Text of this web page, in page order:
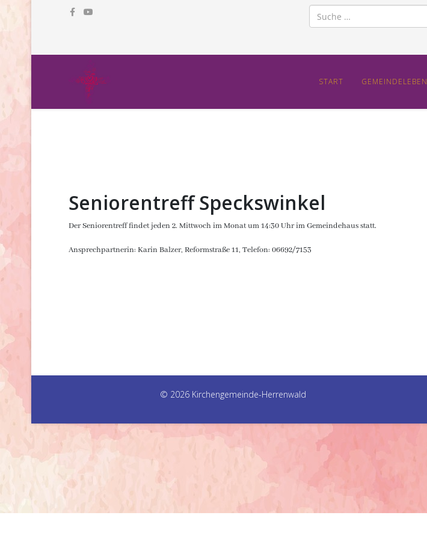
Suchen
START GEMEINDELEBEN
Seniorentreff Speckswinkel
Der Seniorentreff findet jeden 2. Mittwoch im Monat um 14:30 Uhr im Gemeindehaus statt.
Ansprechpartnerin: Karin Balzer, Reformstraße 11, Telefon: 06692/7153
© 2026 Kirchengemeinde-Herrenwald